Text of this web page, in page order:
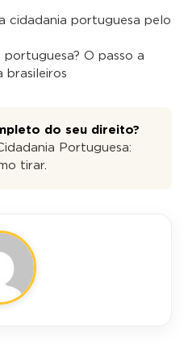
cidadania portuguesa pelo
O passo a
brasileiros
do seu direito?
Portuguesa:
tirar.